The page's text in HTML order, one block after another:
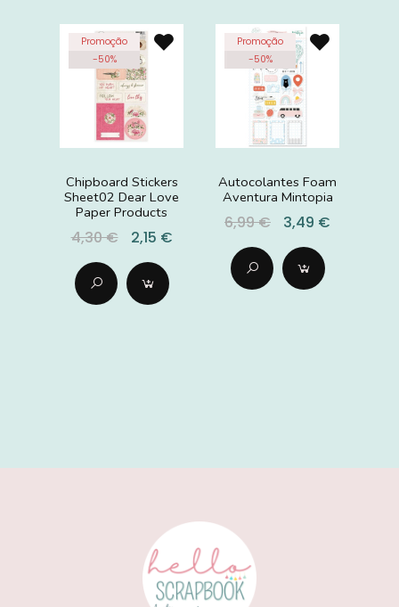
Promoção
-50%
Chipboard Stickers
Sheet02 Dear Love
Paper Products
4,30 € 2,15 €
Promoção
-50%
Autocolantes Foam
Aventura Mintopia
6,99 € 3,49 €